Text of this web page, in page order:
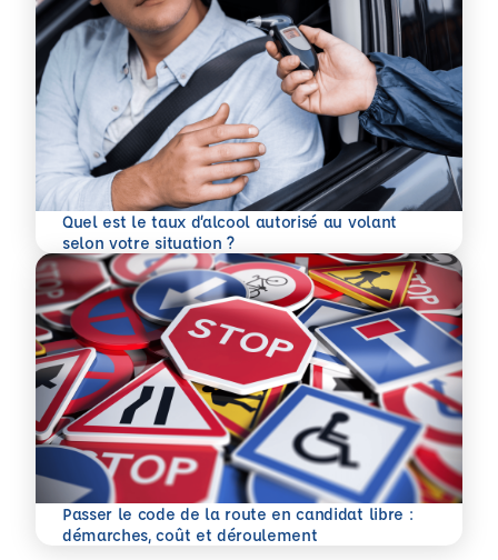
Quel est le taux d’alcool autorisé au volant
selon votre situation ?
En savoir plus
Passer le code de la route en candidat libre :
démarches, coût et déroulement
En savoir plus